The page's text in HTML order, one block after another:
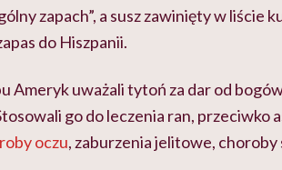
zapach”, a susz zawinięty w liście
do Hiszpanii.
Ameryk uważali tytoń za dar od
go do leczenia ran, przeciwko
oczu, zaburzenia jelitowe, choroby